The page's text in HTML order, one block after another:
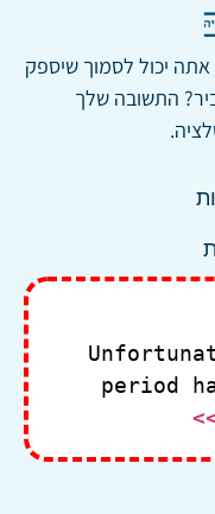
יכול לסמוך שיספק
התשובה שלך
period